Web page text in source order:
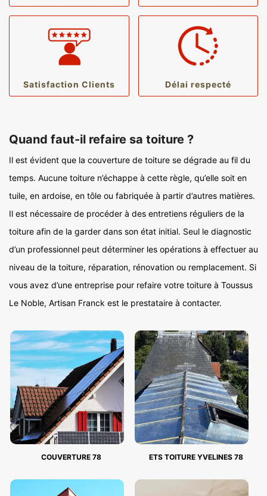
Satisfaction Clients Délai respecté
Quand faut-il refaire sa toiture ?
Il est évident que la couverture de toiture se dégrade au fil du
temps. Aucune toiture n’échappe à cette règle, qu’elle soit en
tuile, en ardoise, en tôle ou fabriquée à partir d’autres matières.
Il est nécessaire de procéder à des entretiens réguliers de la
toiture afin de la garder dans son état initial. Seul le diagnostic
d’un professionnel peut déterminer les opérations à effectuer au
niveau de la toiture, réparation, rénovation ou remplacement. Si
vous avez d’une entreprise pour refaire votre toiture à Toussus
Le Noble, Artisan Franck est le prestataire à contacter.
COUVERTURE 78 ETS TOITURE YVELINES 78